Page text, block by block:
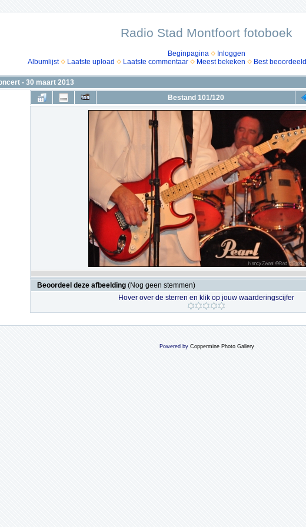
Radio Stad Montfoort fotoboek
Beginpagina
Inloggen
Albumlijst
Laatste upload Laatste commentaar Meest bekeken Best beoordeeld
- 30 maart 2013
Bestand 101/120
Beoordeel deze afbeelding (Nog geen stemmen)
Hover over de sterren en klik op jouw waarderingscijfer
Powered by Coppermine Photo Gallery